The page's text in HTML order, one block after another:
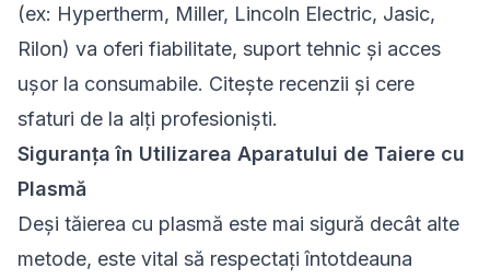
(ex: Hypertherm, Miller, Lincoln Electric, Jasic,
Rilon) va oferi fiabilitate, suport tehnic și acces
ușor la consumabile. Citește recenzii și cere
sfaturi de la alți profesioniști.
Siguranța în Utilizarea Aparatului de Taiere cu
Plasmă
Deși tăierea cu plasmă este mai sigură decât alte
metode, este vital să respectați întotdeauna